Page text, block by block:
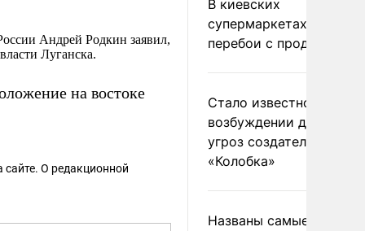
Андрей Родкин заявил,
Луганска.
на востоке
сайте. О редакционной
В киевских
супермаркетах
перебои с продуктами
Стало известно о
возбуждении дела из-
угроз создателям
«Колобка»
Названы самые